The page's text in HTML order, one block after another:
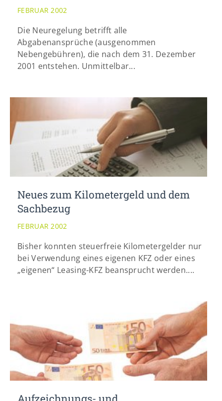
FEBRUAR 2002
Die Neuregelung betrifft alle
Abgabenansprüche (ausgenommen
Nebengebühren), die nach dem 31. Dezember
2001 entstehen. Unmittelbar...
Neues zum Kilometergeld und dem
Sachbezug
FEBRUAR 2002
Bisher konnten steuerfreie Kilometergelder nur
bei Verwendung eines eigenen KFZ oder eines
„eigenen“ Leasing-KFZ beansprucht werden....